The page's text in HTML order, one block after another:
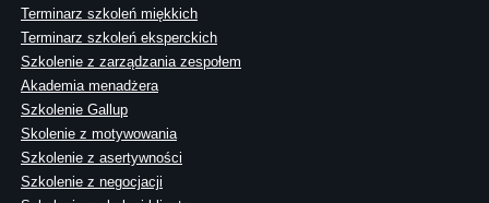
Terminarz szkoleń miękkich
Terminarz szkoleń eksperckich
Szkolenie z zarządzania zespołem
Akademia menadżera
Szkolenie Gallup
Skolenie z motywowania
Szkolenie z asertywności
Szkolenie z negocjacji